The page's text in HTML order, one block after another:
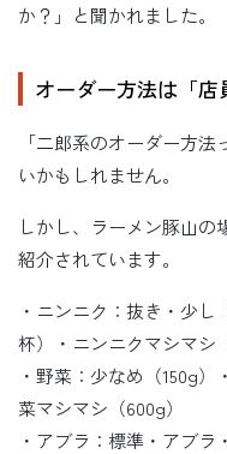
か？」と聞かれました。
オーダー方法は「
「二郎系のオーダー方
いかもしれません。
しかし、ラーメン豚山の
紹介されています。
・ニンニク：抜き・少
杯）・ニンニクマシマシ
・野菜：少なめ（150g
菜マシマシ（600g）
・アブラ：標準・アブラ